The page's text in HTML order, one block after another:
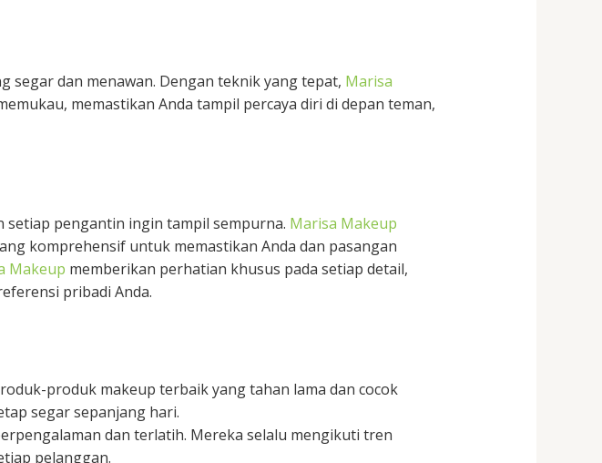
segar dan menawan. Dengan teknik yang tepat, Marisa
memastikan Anda tampil percaya diri di depan teman,
pengantin ingin tampil sempurna. Marisa Makeup
komprehensif untuk memastikan Anda dan pasangan
Makeup memberikan perhatian khusus pada setiap detail,
pribadi Anda.
produk makeup terbaik yang tahan lama dan cocok
segar sepanjang hari.
dan terlatih. Mereka selalu mengikuti tren
pelanggan.